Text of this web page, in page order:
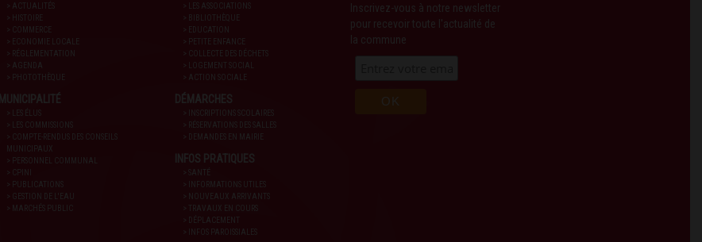
> ACTUALITÉS
> HISTOIRE
> COMMERCE
> ECONOMIE LOCALE
> RÉGLEMENTATION
> AGENDA
MUNICIPALITÉ
> COMPTE-RENDUS DES CONSEILS
MUNICIPAUX
> PERSONNEL COMMUNAL
> CPINI
> PUBLICATIONS
> GESTION DE L'EAU
> MARCHÉS PUBLIC
> LES ASSOCIATIONS
> BIBLIOTHÈQUE
> EDUCATION
> PETITE ENFANCE
> LOGEMENT SOCIAL
> ACTION SOCIALE
DÉMARCHES
> INSCRIPTIONS SCOLAIRES
> RÉSERVATIONS DES SALLES
> DEMANDES EN MAIRIE
INFOS PRATIQUES
> SANTÉ
> INFORMATIONS UTILES
> NOUVEAUX ARRIVANTS
> TRAVAUX EN COURS
> DÉPLACEMENT
> INFOS PAROISSIALES
Inscrivez-vous à notre newsletter
pour recevoir toute l'actualité de
la commune